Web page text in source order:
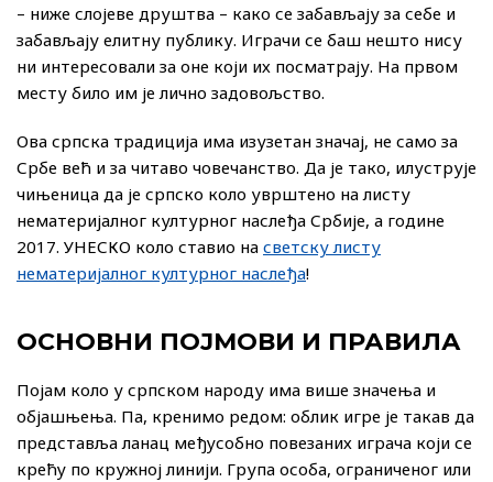
– ниже слојеве друштва – како се забављају за себе и
забављају елитну публику. Играчи се баш нешто нису
ни интересовали за оне који их посматрају. На првом
месту било им је лично задовољство.
Ова српска традиција има изузетан значај, не само за
Србе већ и за читаво човечанство. Да је тако, илуструје
чињеница да је српско коло уврштено на листу
нематеријалног културног наслеђа Србије, а године
2017. УНЕСКО коло ставио на светску листу
нематеријалног културног наслеђа!
ОСНОВНИ ПОЈМОВИ И ПРАВИЛА
Појам коло у српском народу има више значења и
објашњења. Па, кренимо редом: облик игре је такав да
представља ланац међусобно повезаних играча који се
крећу по кружној линији. Група особа, ограниченог или